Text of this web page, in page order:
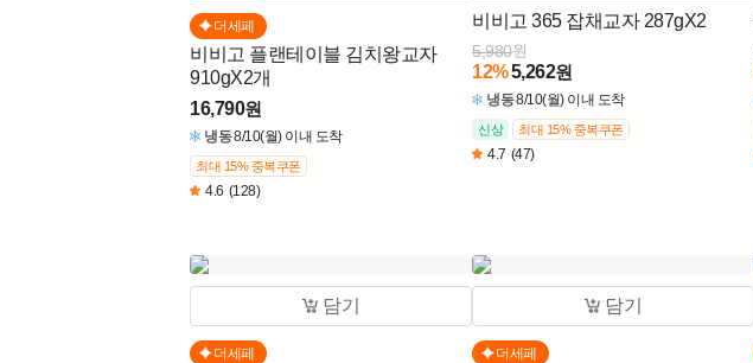
더세페
비비고 플랜테이블 김치왕교자
910gX2개
16,790원
냉동8/10(월) 이내 도착
최대 15% 중복쿠폰
4.6 (128)
비비고 365 잡채교자 287gX2
12%5,262원
5,980원
냉동8/10(월) 이내 도착
신상 최대 15% 중복쿠폰
4.7 (47)
담기
더세페
담기
더세페